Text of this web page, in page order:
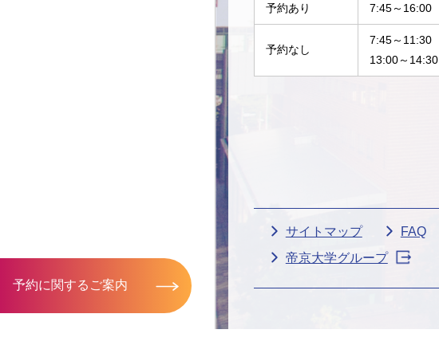
予約に関するご案内
予約あり
7:45～16:00
予約なし
7:45～11:30
13:00～14:30
サイトマップ FAQ
帝京大学グループ